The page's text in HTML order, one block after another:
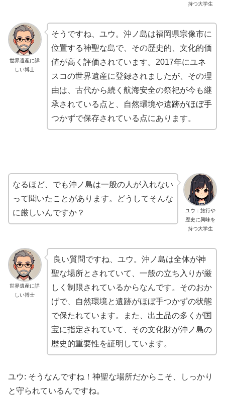
持つ大学生
世界遺産に詳
しい博士
そうですね、ユウ。沖ノ島は福岡県宗像市に
位置する神聖な島で、その歴史的、文化的価
値が高く評価されています。2017年にユネ
スコの世界遺産に登録されましたが、その理
由は、古代から続く航海安全の祭祀が今も継
承されている点と、自然環境や遺跡がほぼ手
つかずで保存されている点にあります。
ユウ：旅行や
歴史に興味を
持つ大学生
なるほど、でも沖ノ島は一般の人が入れない
って聞いたことがあります。どうしてそんな
に厳しいんですか？
世界遺産に詳
しい博士
良い質問ですね、ユウ。沖ノ島は全体が神
聖な場所とされていて、一般の立ち入りが厳
しく制限されているからなんです。そのおか
げで、自然環境と遺跡がほぼ手つかずの状態
で保たれています。また、出土品の多くが国
宝に指定されていて、その文化財が沖ノ島の
歴史的重要性を証明しています。
ユウ: そうなんですね！神聖な場所だからこそ、しっかり
と守られているんですね。